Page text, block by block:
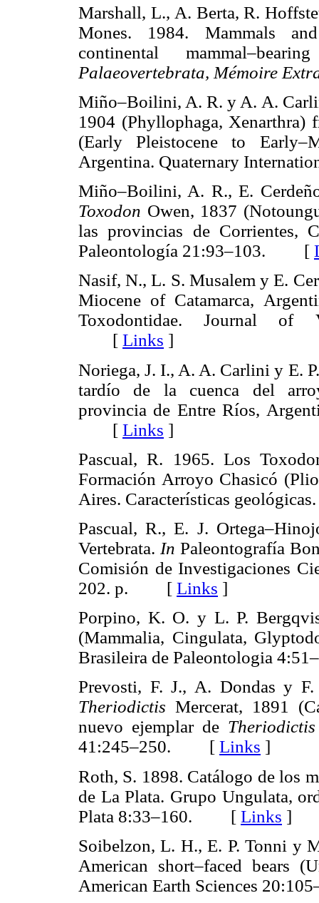
Marshall, L., A. Berta, R.
Mones. 1984. Mammals
continental
Palaeovertebrata, Mémoire
Miño–Boilini, A. R. y A. A.
1904 (Phyllophaga, Xenarthra)
(Early Pleistocene to
Argentina. Quaternary
Miño–Boilini, A. R., E.
Toxodon Owen, 1837
las provincias de Corrientes,
Paleontología 21:93–103. [
Nasif, N., L. S. Musalem y E.
Miocene of Catamarca,
Toxodontidae. Journal of
[ Links ]
Noriega, J. I., A. A. Carlini y E.
tardío de la cuenca del
provincia de Entre Ríos,
[ Links ]
Pascual, R. 1965. Los
Formación Arroyo Chasicó
Aires. Características
Pascual, R., E. J.
Vertebrata. In Paleontografía
Comisión de Investigaciones
202. p. [ Links ]
Porpino, K. O. y L. P.
(Mammalia, Cingulata,
Brasileira de Paleontologia
Prevosti, F. J., A. Dondas y
Theriodictis Mercerat, 1891
nuevo ejemplar de
41:245–250. [ Links ]
Roth, S. 1898. Catálogo de los
de La Plata. Grupo Ungulata,
Plata 8:33–160. [ Links ]
Soibelzon, L. H., E. P. Tonni y
American short–faced bears
American Earth Sciences